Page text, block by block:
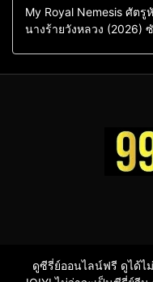
ซีรี่ย์เกาหลีพากย์ไทย
Comedy
Drama
Sci-Fi & Fantasy
My Royal Nemesis ศัตรู
นางร้ายวังหลวง (2026)
ดูซีรี่ย์ออนไลน์ฟรี ดูได้ไม่